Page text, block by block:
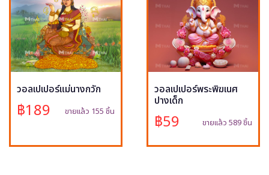
วอลเปเปอร์แม่นางกวัก
฿189 ขายแล้ว 155 ชิ้น
วอลเปเปอร์พระพิฆเนศ
ปางเด็ก
฿59 ขายแล้ว 589 ชิ้น